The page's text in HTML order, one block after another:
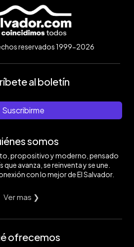
reservados 1999-2026
al boletín
Suscribirme
somos
propositivo y moderno, pensado
que avanza, se reinventa y se une.
con lo mejor de El Salvador.
Ver mas ❯
ofrecemos